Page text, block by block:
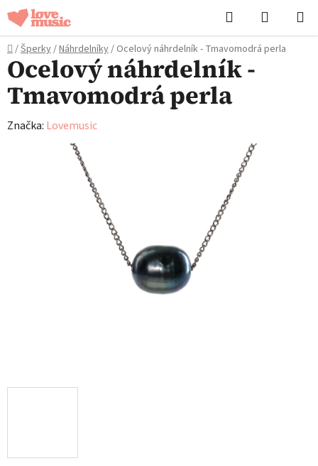
Přejít
na
obsah
Hledat
KOŠÍK
Domů
/Šperky/Náhrdelníky/ Ocelový náhrdelník - Tmavomodrá perla
Ocelový náhrdelník -
Tmavomodrá perla
Značka: Lovemusic